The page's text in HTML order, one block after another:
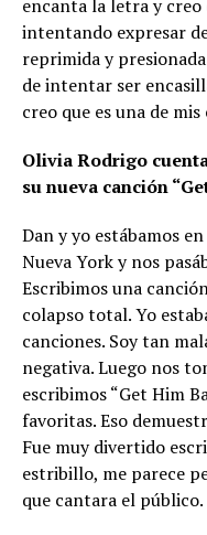
encanta la letra y
intentando expresar
reprimida y
de intentar ser
creo que es una de
Olivia Rodrigo
su nueva canción
Dan y yo estábamos
Nueva York y nos
Escribimos una
colapso total. Yo
canciones. Soy tan
negativa. Luego nos
escribimos “Get Him
favoritas. Eso
Fue muy divertido
estribillo, me parece
que cantara el público.